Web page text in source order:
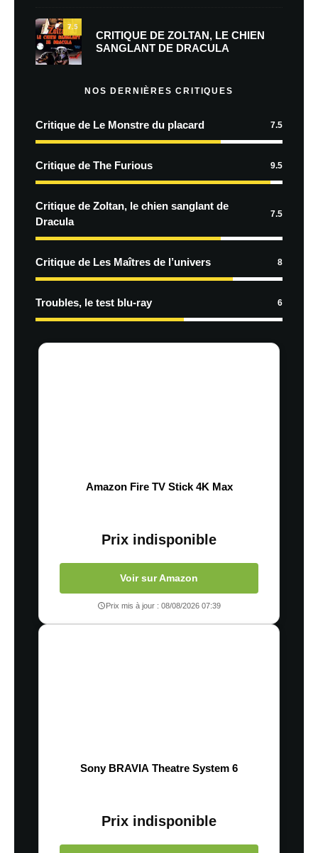
7.5
CRITIQUE DE ZOLTAN, LE CHIEN
SANGLANT DE DRACULA
NOS DERNIÈRES CRITIQUES
Critique de Le Monstre du placard 7.5
Critique de The Furious 9.5
Critique de Zoltan, le chien sanglant de
Dracula
7.5
Critique de Les Maîtres de l’univers 8
Troubles, le test blu-ray 6
Amazon Fire TV Stick 4K Max
Prix indisponible
Voir sur Amazon
Prix mis à jour : 08/08/2026 07:39
Sony BRAVIA Theatre System 6
Prix indisponible